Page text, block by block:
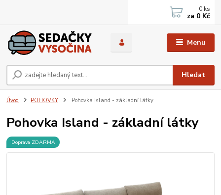
Menu
Hledat
0 ks
za 0 Kč
Úvod POHOVKY Pohovka Island - základní látky
Pohovka Island - základní látky
Doprava ZDARMA